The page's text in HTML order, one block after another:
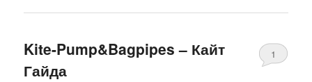
Kite-Pump&Bagpipes – Кайт
Гайда
1